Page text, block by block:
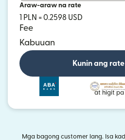
Araw-araw na rate
1 PLN = 0.2598 USD
Fee
Kabuuan
Kunin ang
at higit pa
Mga bagong customer lang. Isa